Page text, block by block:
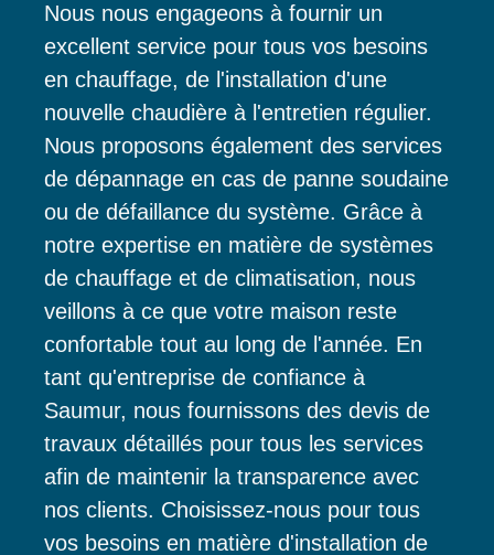
Nous nous engageons à fournir un
excellent service pour tous vos besoins
en chauffage, de l'installation d'une
nouvelle chaudière à l'entretien régulier.
Nous proposons également des services
de dépannage en cas de panne soudaine
ou de défaillance du système. Grâce à
notre expertise en matière de systèmes
de chauffage et de climatisation, nous
veillons à ce que votre maison reste
confortable tout au long de l'année. En
tant qu'entreprise de confiance à
Saumur, nous fournissons des devis de
travaux détaillés pour tous les services
afin de maintenir la transparence avec
nos clients. Choisissez-nous pour tous
vos besoins en matière d'installation de